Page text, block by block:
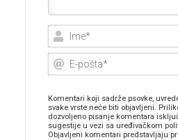
Komentari koji sadrže psovke,
svake vrste neće biti objavljeni.
dozvoljeno pisanje komentara
sugestije u vezi sa uređivačkom
Objavljeni komentari predstavljaju